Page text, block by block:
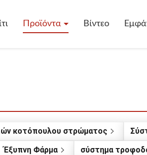
Προϊόντα Βίντεο
κοτόπουλου στρώματος
Έξυπνη Φάρμα
σύστημα